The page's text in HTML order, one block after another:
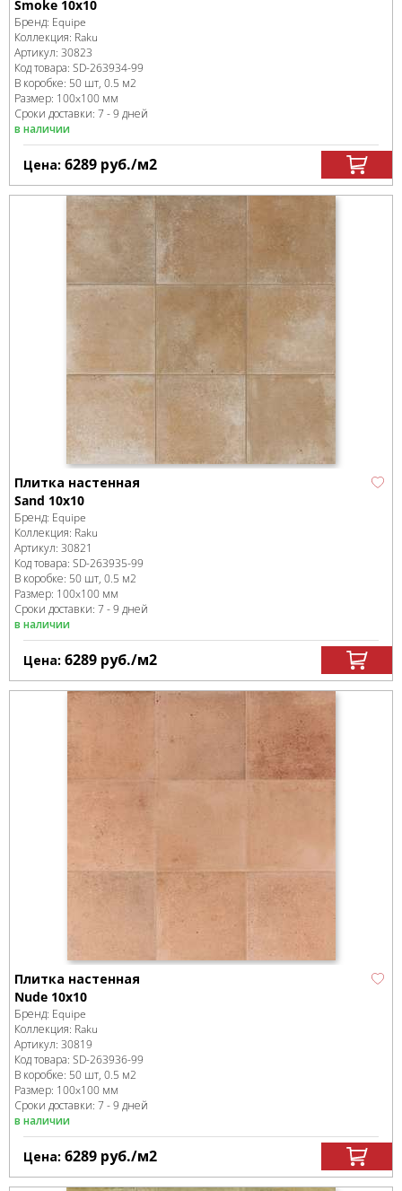
Smoke 10x10
Бренд: Equipe
Коллекция: Raku
Артикул: 30823
Код товара: SD-263934-99
В коробке: 50 шт, 0.5 м2
Размер: 100x100 мм
Сроки доставки: 7 - 9 дней
в наличии
Цена: 6289 руб./м2
Плитка настенная
Sand 10x10
Бренд: Equipe
Коллекция: Raku
Артикул: 30821
Код товара: SD-263935-99
В коробке: 50 шт, 0.5 м2
Размер: 100x100 мм
Сроки доставки: 7 - 9 дней
в наличии
Цена: 6289 руб./м2
Плитка настенная
Nude 10x10
Бренд: Equipe
Коллекция: Raku
Артикул: 30819
Код товара: SD-263936-99
В коробке: 50 шт, 0.5 м2
Размер: 100x100 мм
Сроки доставки: 7 - 9 дней
в наличии
Цена: 6289 руб./м2